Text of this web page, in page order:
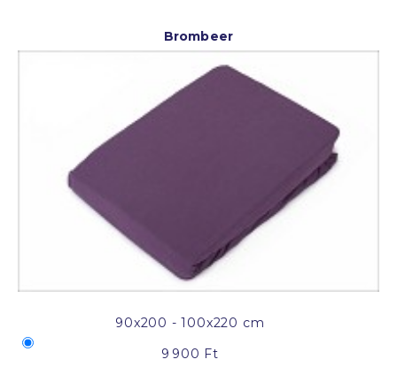
Brombeer
90x200 - 100x220 cm
9 900 Ft